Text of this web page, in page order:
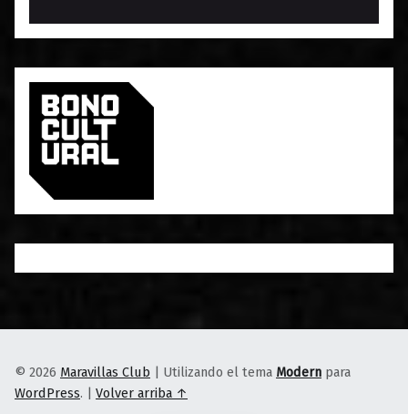
© 2026 Maravillas Club Utilizando el tema Modern para
WordPress. Volver arriba ↑